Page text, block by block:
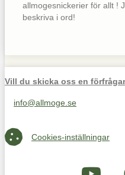
allmogesnickerier för allt !
beskriva i ord!
Vill du skicka oss en
Maila oss på info@allmoge.se
info@allmoge.se
Cookies-inställningar
Cookies-inställningar